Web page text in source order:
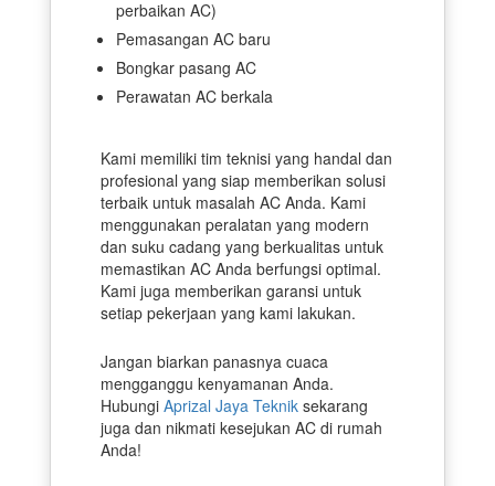
perbaikan AC)
Pemasangan AC baru
Bongkar pasang AC
Perawatan AC berkala
Kami memiliki tim teknisi yang handal dan
profesional yang siap memberikan solusi
terbaik untuk masalah AC Anda. Kami
menggunakan peralatan yang modern
dan suku cadang yang berkualitas untuk
memastikan AC Anda berfungsi optimal.
Kami juga memberikan garansi untuk
setiap pekerjaan yang kami lakukan.
Jangan biarkan panasnya cuaca
mengganggu kenyamanan Anda.
Hubungi Aprizal Jaya Tekniksekarang
juga dan nikmati kesejukan AC di rumah
Anda!